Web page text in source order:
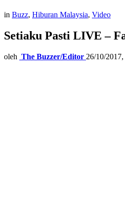
in Buzz, Hiburan Malaysia, Video
Setiaku Pasti LIVE –
oleh The Buzzer/Editor 26/10/